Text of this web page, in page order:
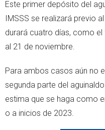
Este primer depósito del
IMSSS se realizará previo
durará cuatro días, como
al 21 de noviembre.
Para ambos casos aún no
segunda parte del
estima que se haga como
o a inicios de 2023.